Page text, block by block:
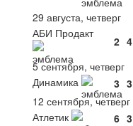
29 августа, четверг
АБИ Продакт
2 4
5 сентября, четверг
Динамика
3 3
12 сентября, четверг
Атлетик
6 3